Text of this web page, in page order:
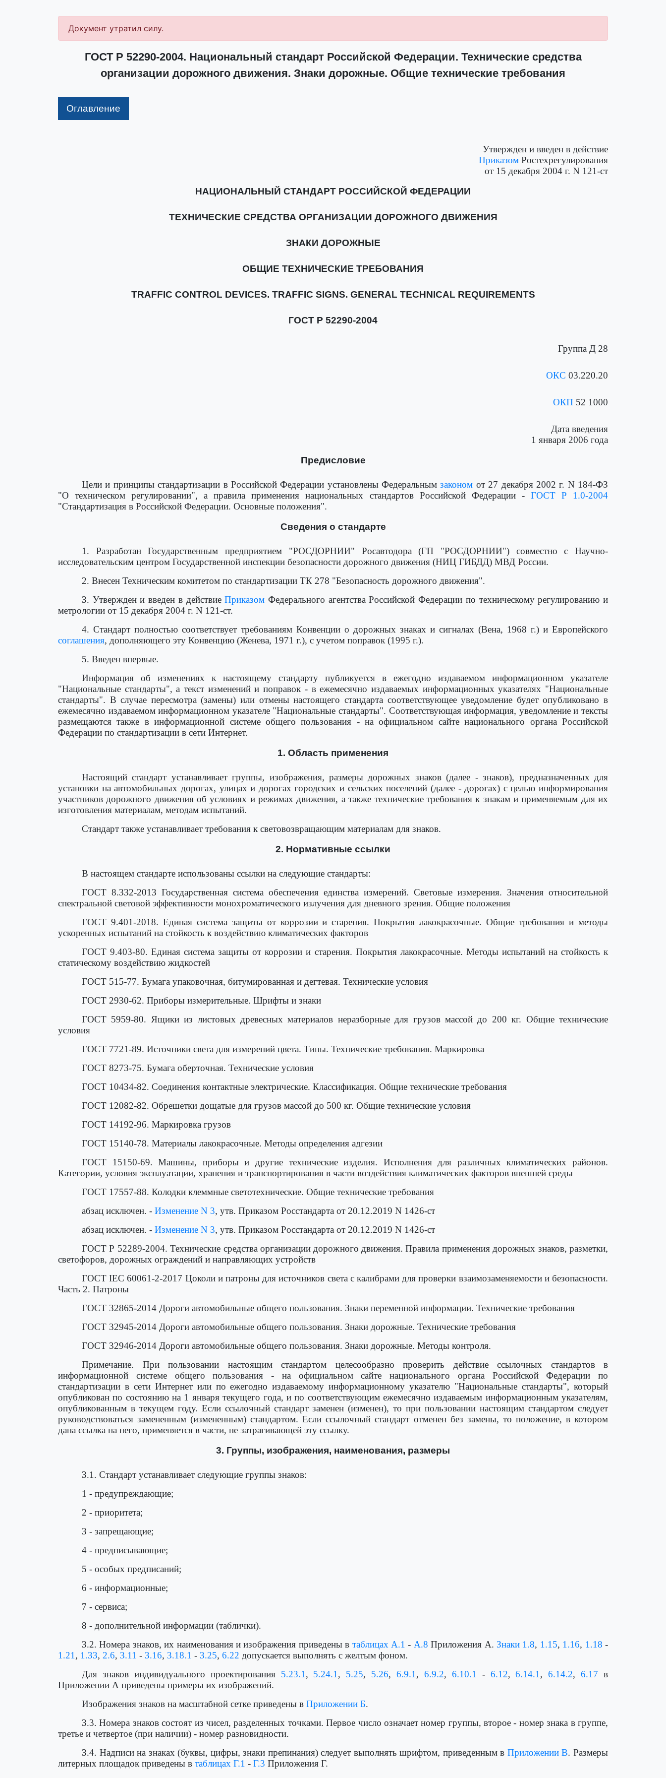
Документ утратил силу.
ГОСТ Р 52290-2004. Национальный стандарт Российской Федерации. Технические средства
организации дорожного движения. Знаки дорожные. Общие технические требования
Оглавление
Утвержден и введен в действие
Приказом Ростехрегулирования
от 15 декабря 2004 г. N 121-ст
НАЦИОНАЛЬНЫЙ СТАНДАРТ РОССИЙСКОЙ ФЕДЕРАЦИИ
ТЕХНИЧЕСКИЕ СРЕДСТВА ОРГАНИЗАЦИИ ДОРОЖНОГО ДВИЖЕНИЯ
ЗНАКИ ДОРОЖНЫЕ
ОБЩИЕ ТЕХНИЧЕСКИЕ ТРЕБОВАНИЯ
TRAFFIC CONTROL DEVICES. TRAFFIC SIGNS. GENERAL TECHNICAL REQUIREMENTS
ГОСТ Р 52290-2004
Группа Д 28
ОКС 03.220.20
ОКП 52 1000
Дата введения
1 января 2006 года
Предисловие
Цели и принципы стандартизации в Российской Федерации установлены Федеральным законом от 27 декабря 2002 г. N 184-ФЗ
"О техническом регулировании", а правила применения национальных стандартов Российской Федерации - ГОСТ Р 1.0-2004
"Стандартизация в Российской Федерации. Основные положения".
Сведения о стандарте
1. Разработан Государственным предприятием "РОСДОРНИИ" Росавтодора (ГП "РОСДОРНИИ") совместно с Научно-
исследовательским центром Государственной инспекции безопасности дорожного движения (НИЦ ГИБДД) МВД России.
2. Внесен Техническим комитетом по стандартизации ТК 278 "Безопасность дорожного движения".
3. Утвержден и введен в действиеПриказом Федерального агентства Российской Федерации по техническому регулированию и
метрологии от 15 декабря 2004 г. N 121-ст.
4. Стандарт полностью соответствует требованиям Конвенции о дорожных знаках и сигналах (Вена, 1968 г.) и Европейского
соглашения, дополняющего эту Конвенцию (Женева, 1971 г.), с учетом поправок (1995 г.).
5. Введен впервые.
Информация об изменениях к настоящему стандарту публикуется в ежегодно издаваемом информационном указателе
"Национальные стандарты", а текст изменений и поправок - в ежемесячно издаваемых информационных указателях "Национальные
стандарты". В случае пересмотра (замены) или отмены настоящего стандарта соответствующее уведомление будет опубликовано в
ежемесячно издаваемом информационном указателе "Национальные стандарты". Соответствующая информация, уведомление и тексты
размещаются также в информационной системе общего пользования - на официальном сайте национального органа Российской
Федерации по стандартизации в сети Интернет.
1. Область применения
Настоящий стандарт устанавливает группы, изображения, размеры дорожных знаков (далее - знаков), предназначенных для
установки на автомобильных дорогах, улицах и дорогах городских и сельских поселений (далее - дорогах) с целью информирования
участников дорожного движения об условиях и режимах движения, а также технические требования к знакам и применяемым для их
изготовления материалам, методам испытаний.
Стандарт также устанавливает требования к световозвращающим материалам для знаков.
2. Нормативные ссылки
В настоящем стандарте использованы ссылки на следующие стандарты:
ГОСТ 8.332-2013 Государственная система обеспечения единства измерений. Световые измерения. Значения относительной
спектральной световой эффективности монохроматического излучения для дневного зрения. Общие положения
ГОСТ 9.401-2018. Единая система защиты от коррозии и старения. Покрытия лакокрасочные. Общие требования и методы
ускоренных испытаний на стойкость к воздействию климатических факторов
ГОСТ 9.403-80. Единая система защиты от коррозии и старения. Покрытия лакокрасочные. Методы испытаний на стойкость к
статическому воздействию жидкостей
ГОСТ 515-77. Бумага упаковочная, битумированная и дегтевая. Технические условия
ГОСТ 2930-62. Приборы измерительные. Шрифты и знаки
ГОСТ 5959-80. Ящики из листовых древесных материалов неразборные для грузов массой до 200 кг. Общие технические
условия
ГОСТ 7721-89. Источники света для измерений цвета. Типы. Технические требования. Маркировка
ГОСТ 8273-75. Бумага оберточная. Технические условия
ГОСТ 10434-82. Соединения контактные электрические. Классификация. Общие технические требования
ГОСТ 12082-82. Обрешетки дощатые для грузов массой до 500 кг. Общие технические условия
ГОСТ 14192-96. Маркировка грузов
ГОСТ 15140-78. Материалы лакокрасочные. Методы определения адгезии
ГОСТ 15150-69. Машины, приборы и другие технические изделия. Исполнения для различных климатических районов.
Категории, условия эксплуатации, хранения и транспортирования в части воздействия климатических факторов внешней среды
ГОСТ 17557-88. Колодки клеммные светотехнические. Общие технические требования
абзац исключен. - Изменение N 3, утв. Приказом Росстандарта от 20.12.2019 N 1426-ст
абзац исключен. - Изменение N 3, утв. Приказом Росстандарта от 20.12.2019 N 1426-ст
ГОСТ Р 52289-2004. Технические средства организации дорожного движения. Правила применения дорожных знаков, разметки,
светофоров, дорожных ограждений и направляющих устройств
ГОСТ IEC 60061-2-2017 Цоколи и патроны для источников света с калибрами для проверки взаимозаменяемости и безопасности.
Часть 2. Патроны
ГОСТ 32865-2014 Дороги автомобильные общего пользования. Знаки переменной информации. Технические требования
ГОСТ 32945-2014 Дороги автомобильные общего пользования. Знаки дорожные. Технические требования
ГОСТ 32946-2014 Дороги автомобильные общего пользования. Знаки дорожные. Методы контроля.
Примечание. При пользовании настоящим стандартом целесообразно проверить действие ссылочных стандартов в
информационной системе общего пользования - на официальном сайте национального органа Российской Федерации по
стандартизации в сети Интернет или по ежегодно издаваемому информационному указателю "Национальные стандарты", который
опубликован по состоянию на 1 января текущего года, и по соответствующим ежемесячно издаваемым информационным указателям,
опубликованным в текущем году. Если ссылочный стандарт заменен (изменен), то при пользовании настоящим стандартом следует
руководствоваться замененным (измененным) стандартом. Если ссылочный стандарт отменен без замены, то положение, в котором
дана ссылка на него, применяется в части, не затрагивающей эту ссылку.
3. Группы, изображения, наименования, размеры
3.1. Стандарт устанавливает следующие группы знаков:
1 - предупреждающие;
2 - приоритета;
3 - запрещающие;
4 - предписывающие;
5 - особых предписаний;
6 - информационные;
7 - сервиса;
8 - дополнительной информации (таблички).
3.2. Номера знаков, их наименования и изображения приведены в таблицах А.1 - А.8 Приложения А. Знаки 1.8, 1.15, 1.16, 1.18 -
1.21 , 1.33, 2.6, 3.11 - 3.16, 3.18.1 - 3.25, 6.22 допускается выполнять с желтым фоном.
Для знаков индивидуального проектирования 5.23.1 , 5.24.1 , 5.25, 5.26, 6.9.1 , 6.9.2, 6.10.1 - 6.12,6.14.1 ,6.14.2,6.17 в
Приложении А приведены примеры их изображений.
Изображения знаков на масштабной сетке приведены в Приложении Б.
3.3. Номера знаков состоят из чисел, разделенных точками. Первое число означает номер группы, второе - номер знака в группе,
третье и четвертое (при наличии) - номер разновидности.
3.4. Надписи на знаках (буквы, цифры, знаки препинания) следует выполнять шрифтом, приведенным в Приложении В. Размеры
литерных площадок приведены в таблицах Г.1 - Г.3 Приложения Г.